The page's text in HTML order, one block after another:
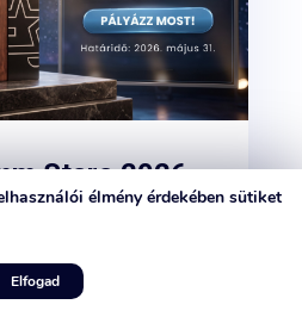
Stars 2026
túl Már harmadik
Digital által életre hívott
élmény érdekében sütiket
Elfogad